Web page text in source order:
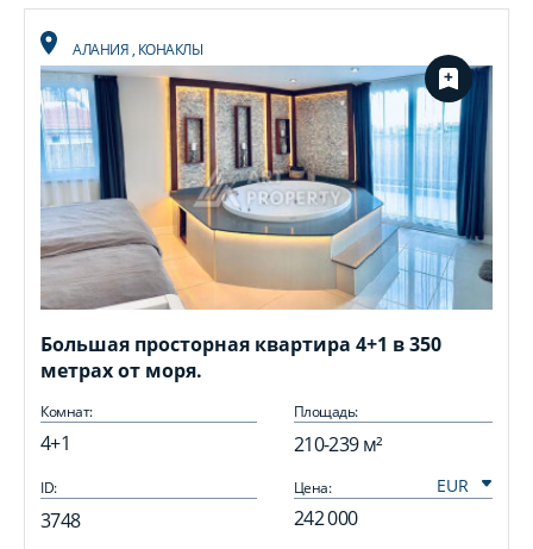
АЛАНИЯ, КОНАКЛЫ
Большая просторная квартира 4+1 в 350
метрах от моря.
Комнат:
4+1
Площадь:
210-239 м²
ID:
3748
Цена:
242 000